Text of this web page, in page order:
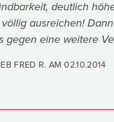
deutlich
völlig ausreichen!
gegen eine weitere
FRED R. AM02.10.2014